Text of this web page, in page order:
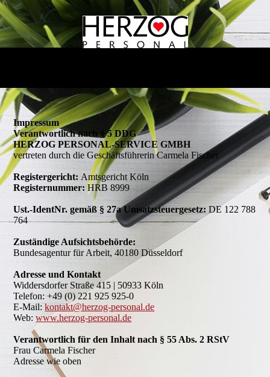
Impressum
Verantwortlich nach § 5 DDG
HERZOG PERSONAL-SERVICE GMBH
vertreten durch die Geschäftsführerin Carmela Fischer
Registergericht: Amtsgericht Köln
Registernummer: HRB 8999
Ust.-IdentNr. gemäß § 27a Umsatzsteuergesetz:DE 122 788
764
Zuständige Aufsichtsbehörde:
Bundesagentur für Arbeit, 40180 Düsseldorf
Adresse und Kontakt
Widdersdorfer Straße 415 | 50933 Köln
Telefon: +49 (0) 221 925 925-0
E-Mail:kontakt@herzog-personal.de
Web:www.herzog-personal.de
Verantwortlich für den Inhalt nach § 55 Abs. 2 RStV
Frau Carmela Fischer
Adresse wie oben